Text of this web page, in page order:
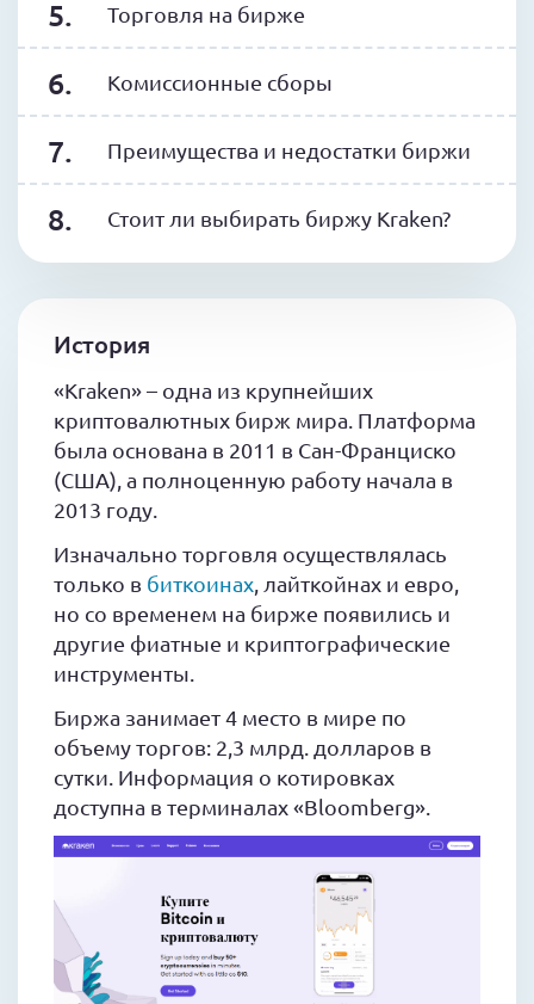
Торговля на бирже
Комиссионные сборы
Преимущества и недостатки биржи
Стоит ли выбирать биржу Kraken?
История
«Kraken» – одна из крупнейших
криптовалютных бирж мира. Платформа
была основана в 2011 в Сан-Франциско
(США), а полноценную работу начала в
2013 году.
Изначально торговля осуществлялась
только в биткоинах , лайткойнах и евро,
но со временем на бирже появились и
другие фиатные и криптографические
инструменты.
Биржа занимает 4 место в мире по
объему торгов: 2,3 млрд. долларов в
сутки. Информация о котировках
доступна в терминалах «Bloomberg».